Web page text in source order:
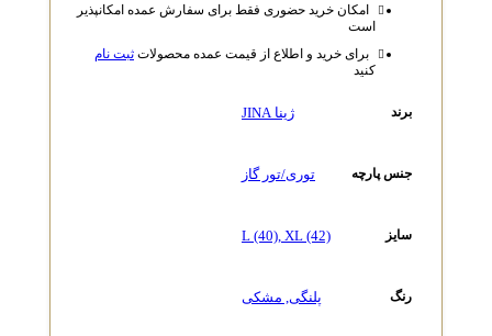
امکان خرید حضوری فقط برای سفارش عمده امکانپذیر
برای خرید و اطلاع از قیمت عمده محصولاتثبت نام
جنس پارچه توری/تور گاز
L (40),XL (42)
,مشکی